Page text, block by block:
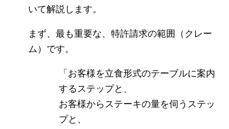
いて解説します。
まず、最も重要な、特許請求の範囲（クレー
ム）です。
「お客様を立食形式のテーブルに案内
するステップと、
お客様からステーキの量を伺うステッ
プと、